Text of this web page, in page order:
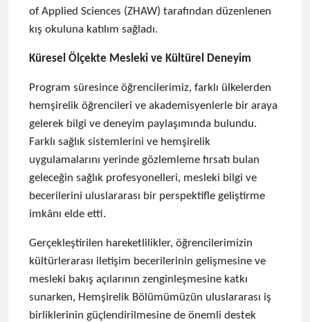
of Applied Sciences (ZHAW) tarafından düzenlenen
kış okuluna katılım sağladı.
Küresel Ölçekte Mesleki ve Kültürel Deneyim
Program süresince öğrencilerimiz, farklı ülkelerden
hemşirelik öğrencileri ve akademisyenlerle bir araya
gelerek bilgi ve deneyim paylaşımında bulundu.
Farklı sağlık sistemlerini ve hemşirelik
uygulamalarını yerinde gözlemleme fırsatı bulan
geleceğin sağlık profesyonelleri, mesleki bilgi ve
becerilerini uluslararası bir perspektifle geliştirme
imkânı elde etti.
Gerçekleştirilen hareketlilikler, öğrencilerimizin
kültürlerarası iletişim becerilerinin gelişmesine ve
mesleki bakış açılarının zenginleşmesine katkı
sunarken, Hemşirelik Bölümümüzün uluslararası iş
birliklerinin güçlendirilmesine de önemli destek